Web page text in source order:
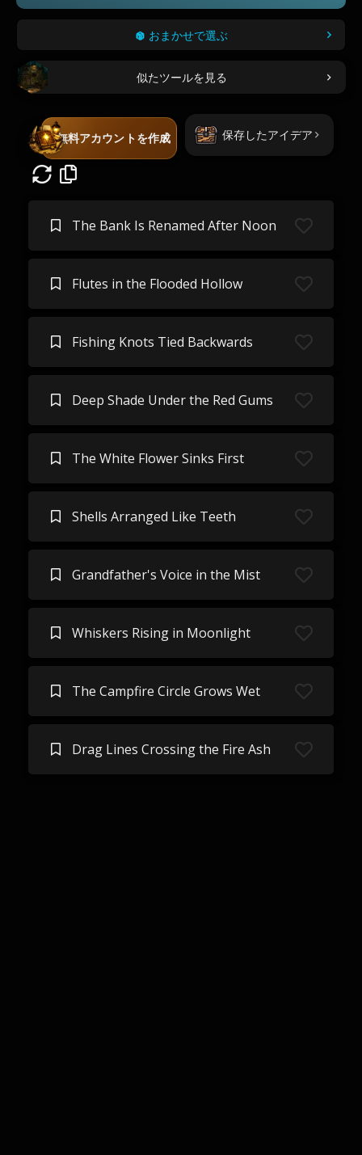
おまかせで選ぶ
似たツールを見る
無料アカウントを作成 保存したアイデア
The Bank Is Renamed After Noon
Flutes in the Flooded Hollow
Fishing Knots Tied Backwards
Deep Shade Under the Red Gums
The White Flower Sinks First
Shells Arranged Like Teeth
Grandfather's Voice in the Mist
Whiskers Rising in Moonlight
The Campfire Circle Grows Wet
Drag Lines Crossing the Fire Ash